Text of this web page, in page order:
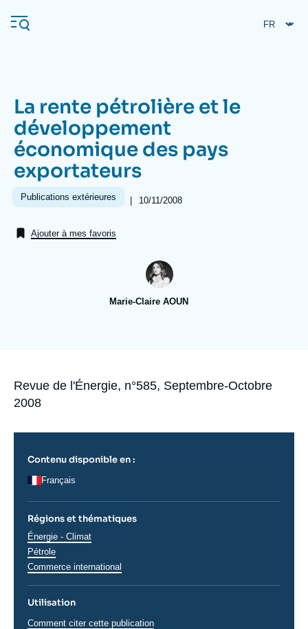
au
contenu
Navigation
principale
L'Ifri
Analyses
La rente pétrolière et le
développement
économique des pays
exportateurs
Publications extérieures |
Date
10/11/2008
Ajouter à mes favoris
Marie-Claire AOUN
Accroche
Revue de l'Énergie, n°585, Septembre-Octobre
2008
Contenu disponible en :
Français
Régions et thématiques
Thématiques
analyses
Énergie - Climat
Pétrole
Commerce international
Utilisation
Comment citer cette publication